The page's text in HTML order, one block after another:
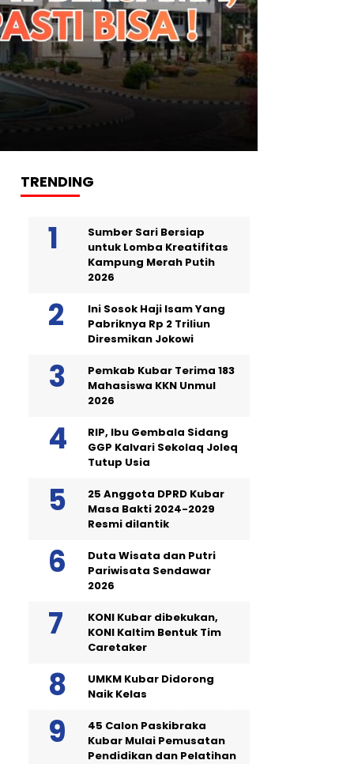
TRENDING
Sumber Sari Bersiap
untuk Lomba Kreatifitas
Kampung Merah Putih
2026
Ini Sosok Haji Isam Yang
Pabriknya Rp 2 Triliun
Diresmikan Jokowi
Pemkab Kubar Terima 183
Mahasiswa KKN Unmul
2026
RIP, Ibu Gembala Sidang
GGP Kalvari Sekolaq Joleq
Tutup Usia
25 Anggota DPRD Kubar
Masa Bakti 2024-2029
Resmi dilantik
Duta Wisata dan Putri
Pariwisata Sendawar
2026
KONI Kubar dibekukan,
KONI Kaltim Bentuk Tim
Caretaker
UMKM Kubar Didorong
Naik Kelas
45 Calon Paskibraka
Kubar Mulai Pemusatan
Pendidikan dan Pelatihan